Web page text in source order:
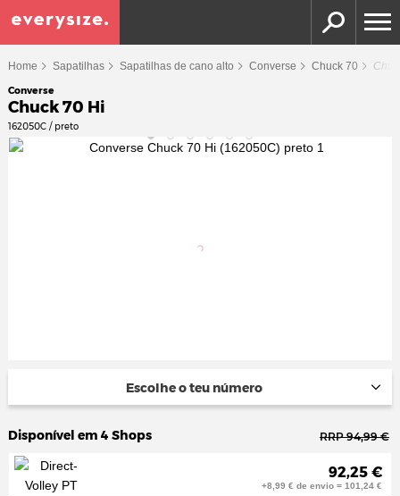
Home Sapatilhas Sapatilhas de cano alto Converse Chuck 70
Converse
Chuck 70 Hi
162050C / preto
Escolhe o teu número
Disponível em 4 Shops RRP 94,99 €
92,25 €
+8,99 € de envio = 101,24 €